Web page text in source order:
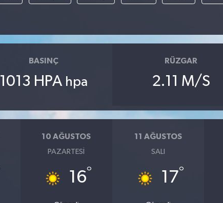
BASINÇ
1013 HPA hpa
RÜZGAR
2.11 M/S
10 AĞUSTOS
PAZARTESI
16°
11 AĞUSTOS
SALI
17°